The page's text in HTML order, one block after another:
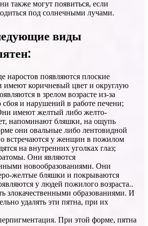
также могут появиться, если
под солнечными лучами.
виды
наростов появляются плоские
коричневый цвет и округлую
в зрелом возрасте из-за
сбоя и нарушений в работе печени;
имеют желтый либо желто-
напоминают бляшки, на ощупь
они овальные либо лентовидной
встречаются у женщин в пожилом
на внутренних уголках глаз;
Они являются
новообразованиями. Они
желтые бляшки и покрываются
у людей пожилого возраста..
злокачественными образованиями. И
удалять эти пятна, при их
При этой форме, пятна